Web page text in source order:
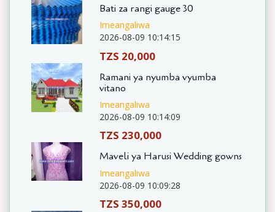
Bati za rangi gauge 30
Imeangaliwa
2026-08-09 10:14:15
TZS 20,000
Ramani ya nyumba vyumba
vitano
Imeangaliwa
2026-08-09 10:14:09
TZS 230,000
Maveli ya Harusi Wedding gowns
Imeangaliwa
2026-08-09 10:09:28
TZS 350,000